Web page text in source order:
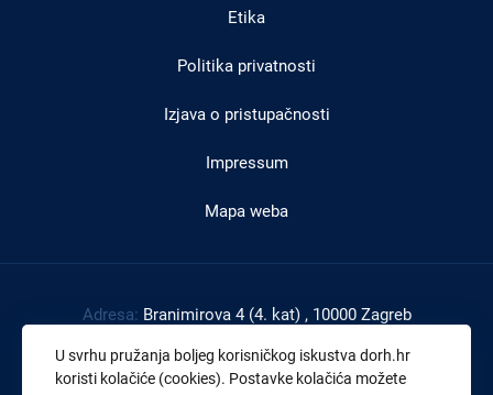
Etika
Politika privatnosti
Izjava o pristupačnosti
Impressum
Mapa weba
Adresa: Branimirova 4 (4. kat) , 10000 Zagreb
Tel: +385 1 4591 888
Faks:+385 1 4591 816
U svrhu pružanja boljeg korisničkog iskustva dorh.hr
koristi kolačiće (cookies). Postavke kolačića možete